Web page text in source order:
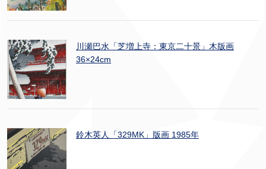
川瀬巴水「芝増上寺：東京二十景」木版画
36×24cm
鈴木英人「329MK」版画 1985年